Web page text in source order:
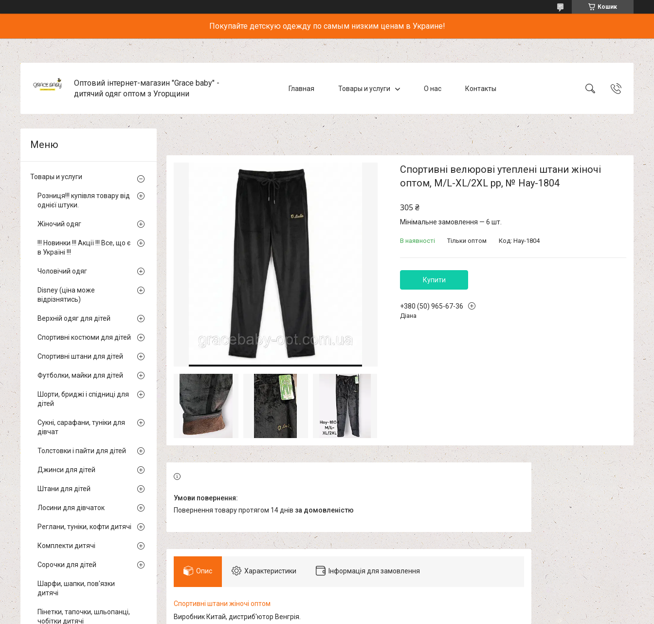
Кошик
Покупайте детскую одежду по самым низким ценам в Украине!
Оптовий інтернет-магазин "Grace baby" -
дитячий одяг оптом з Угорщини
Главная Товары и услуги О нас Контакты
Спортивні велюрові утеплені штани жіночі
оптом, M/L-XL/2XL pp, № Hay-1804
305 ₴
Мінімальне замовлення — 6 шт.
В наявності Тільки оптом Код: Hay-1804
Купити
+380 (50) 965-67-36
Діана
повернення товару протягом 14 днів за домовленістю
Опис Характеристики Інформація для замовлення
Спортивні штани жіночі оптом
Виробник Китай, дистриб'ютор Венгрія.
Товары и услуги
Розниця!!! купівля товару від
однієї штуки.
Жіночий одяг
!!! Новинки !!! Акції !!! Все, що є
в Україні !!!
Чоловічий одяг
Disney (ціна може
відрізнятись)
Верхній одяг для дітей
Спортивні костюми для дітей
Спортивні штани для дітей
Футболки, майки для дітей
Шорти, бриджі і спідниці для
дітей
Сукні, сарафани, туніки для
дівчат
Толстовки і пайти для дітей
Джинси для дітей
Штани для дітей
Лосини для дівчаток
Реглани, туніки, кофти дитячі
Комплекти дитячі
Сорочки для дітей
Шарфи, шапки, пов'язки
дитячі
Пінетки, тапочки, шльопанці,
чобітки дитячі